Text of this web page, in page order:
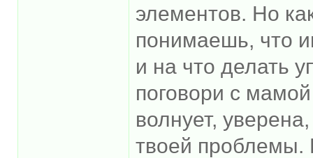
элементов. Но
понимаешь, что
и на что делать
поговори с
волнует,
твоей проблемы.